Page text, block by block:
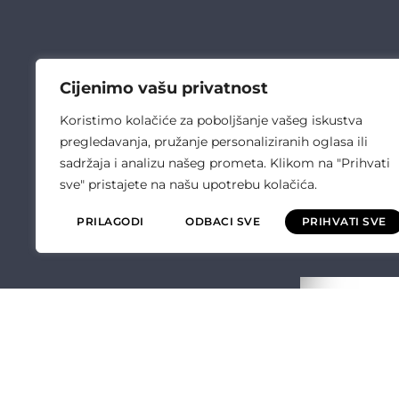
Cijenimo vašu privatnost
Koristimo kolačiće za poboljšanje vašeg iskustva
pregledavanja, pružanje personaliziranih oglasa ili
sadržaja i analizu našeg prometa. Klikom na "Prihvati
sve" pristajete na našu upotrebu kolačića.
PRILAGODI ODBACI SVE PRIHVATI SVE